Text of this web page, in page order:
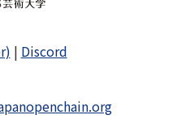
| Discord